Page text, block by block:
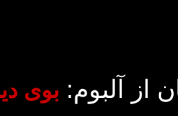
از آلبوم: بوی